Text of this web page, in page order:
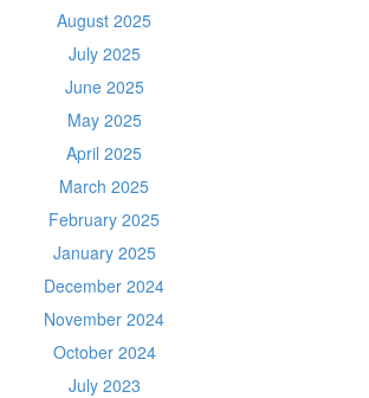
August 2025
July 2025
June 2025
May 2025
April 2025
March 2025
February 2025
January 2025
December 2024
November 2024
October 2024
July 2023